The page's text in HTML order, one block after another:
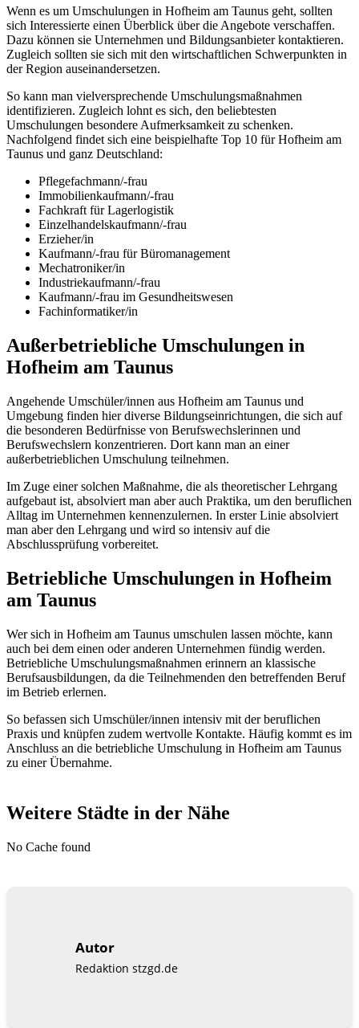
Wenn es um Umschulungen in Hofheim am Taunus geht, sollten
sich Interessierte einen Überblick über die Angebote verschaffen.
Dazu können sie Unternehmen und Bildungsanbieter kontaktieren.
Zugleich sollten sie sich mit den wirtschaftlichen Schwerpunkten in
der Region auseinandersetzen.
So kann man vielversprechende Umschulungsmaßnahmen
identifizieren. Zugleich lohnt es sich, den beliebtesten
Umschulungen besondere Aufmerksamkeit zu schenken.
Nachfolgend findet sich eine beispielhafte Top 10 für Hofheim am
Taunus und ganz Deutschland:
Pflegefachmann/-frau
Immobilienkaufmann/-frau
Fachkraft für Lagerlogistik
Einzelhandelskaufmann/-frau
Erzieher/in
Kaufmann/-frau für Büromanagement
Mechatroniker/in
Industriekaufmann/-frau
Kaufmann/-frau im Gesundheitswesen
Fachinformatiker/in
Außerbetriebliche Umschulungen in
Hofheim am Taunus
Angehende Umschüler/innen aus Hofheim am Taunus und
Umgebung finden hier diverse Bildungseinrichtungen, die sich auf
die besonderen Bedürfnisse von Berufswechslerinnen und
Berufswechslern konzentrieren. Dort kann man an einer
außerbetrieblichen Umschulung teilnehmen.
Im Zuge einer solchen Maßnahme, die als theoretischer Lehrgang
aufgebaut ist, absolviert man aber auch Praktika, um den beruflichen
Alltag im Unternehmen kennenzulernen. In erster Linie absolviert
man aber den Lehrgang und wird so intensiv auf die
Abschlussprüfung vorbereitet.
Betriebliche Umschulungen in Hofheim
am Taunus
Wer sich in Hofheim am Taunus umschulen lassen möchte, kann
auch bei dem einen oder anderen Unternehmen fündig werden.
Betriebliche Umschulungsmaßnahmen erinnern an klassische
Berufsausbildungen, da die Teilnehmenden den betreffenden Beruf
im Betrieb erlernen.
So befassen sich Umschüler/innen intensiv mit der beruflichen
Praxis und knüpfen zudem wertvolle Kontakte. Häufig kommt es im
Anschluss an die betriebliche Umschulung in Hofheim am Taunus
zu einer Übernahme.
Weitere Städte in der Nähe
No Cache found
Autor
Redaktion stzgd.de